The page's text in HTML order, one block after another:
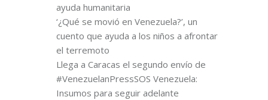
ayuda humanitaria
‘¿Qué se movió en Venezuela?’, un
cuento que ayuda a los niños a afrontar
el terremoto
Llega a Caracas el segundo envío de
#VenezuelanPressSOS Venezuela:
Insumos para seguir adelante